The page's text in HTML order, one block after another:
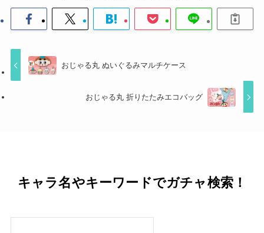
おじゃる丸 ぬいぐるみマルチケース
おじゃる丸 折りたたみエコバッグ
キャラ名やキーワードでガチャ検索！